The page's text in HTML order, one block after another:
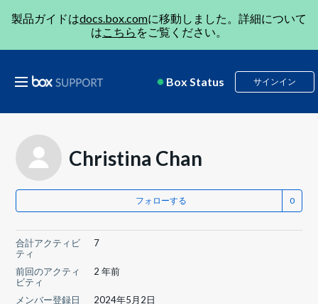
製品ガイドはdocs.box.comに移動しました。詳細について
はこちら をご覧ください。
Box Status サインイン
Christina Chan
フォローする
合計アクティビ
ティ
7
前回のアクティ
ビティ
2 年前
メンバー登録日
2024年5月2日